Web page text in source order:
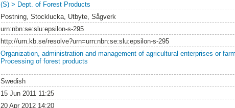
(S) > Dept. of Forest Products
Postning, Stocklucka, Utbyte, Sågverk
urn:nbn:se:slu:epsilon-s-295
http://urn.kb.se/resolve?urn=urn:nbn:se:slu:epsilon-s-295
Organization, administration and management of agricultural enterprises or
Processing of forest products
Swedish
15 Jun 2011 11:25
20 Apr 2012 14:20